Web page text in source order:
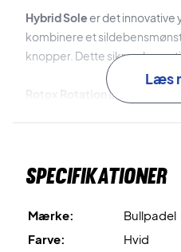
Hybrid Soleer det innovative
kombinere et
knopper. Dette sikrer den
Rotox Rotation Disc
er det
forstærker skoen og fremmer
Tech Protect Paneler
øger skoens slidstærkhed.
Læs
Specifikationer
Mærke:
Bullpadel
Farve:
Hvid